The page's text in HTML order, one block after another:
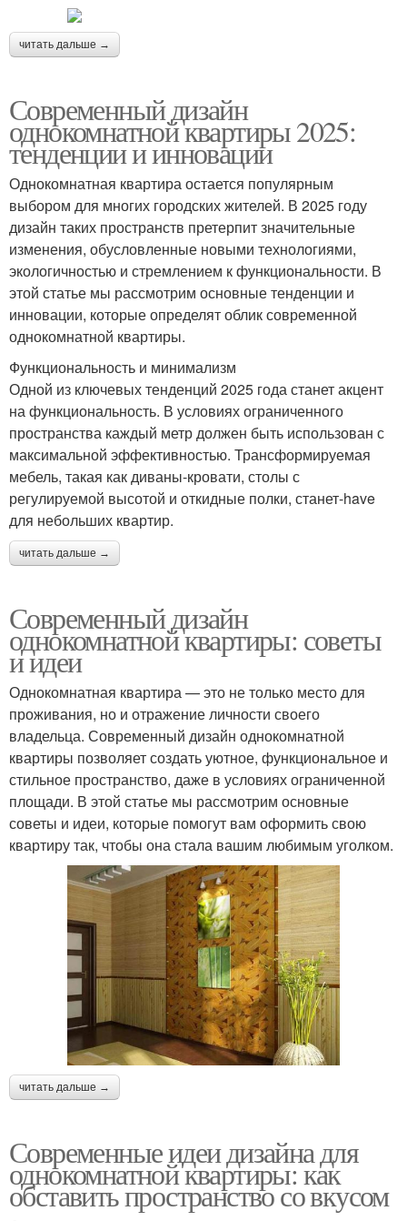
читать дальше →
Современный дизайн
однокомнатной квартиры 2025:
тенденции и инновации
Однокомнатная квартира остается популярным
выбором для многих городских жителей. В 2025 году
дизайн таких пространств претерпит значительные
изменения, обусловленные новыми технологиями,
экологичностью и стремлением к функциональности. В
этой статье мы рассмотрим основные тенденции и
инновации, которые определят облик современной
однокомнатной квартиры.
Функциональность и минимализм
Одной из ключевых тенденций 2025 года станет акцент
на функциональность. В условиях ограниченного
пространства каждый метр должен быть использован с
максимальной эффективностью. Трансформируемая
мебель, такая как диваны-кровати, столы с
регулируемой высотой и откидные полки, станет-have
для небольших квартир.
читать дальше →
Современный дизайн
однокомнатной квартиры: советы
и идеи
Однокомнатная квартира — это не только место для
проживания, но и отражение личности своего
владельца. Современный дизайн однокомнатной
квартиры позволяет создать уютное, функциональное и
стильное пространство, даже в условиях ограниченной
площади. В этой статье мы рассмотрим основные
советы и идеи, которые помогут вам оформить свою
квартиру так, чтобы она стала вашим любимым уголком.
читать дальше →
Современные идеи дизайна для
однокомнатной квартиры: как
обставить пространство со вкусом